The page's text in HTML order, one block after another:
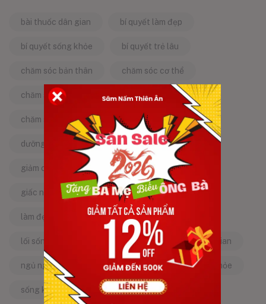
bài thuốc dân gian bí quyết làm đẹp
bí quyết sống khỏe bí quyết trẻ lâu
chăm sóc bản thân chăm sóc cơ thể
chăm sóc da chăm sóc sức khỏe
chăm sóc sức khỏe tự nhiên chống lão hóa
dưỡng da tự nhiên dưỡng sinh
giảm căng thẳng giảm stress
giấc ngủ ngon kinh nghiệm dân gian
làm đẹp từ bên trong làm đẹp tự nhiên
lối sống lành mạnh mật ong mẹo dân gian
ngủ ngon năng lượng tích cực sống khỏe
sống khỏe mỗi ngày sống khỏe đẹp